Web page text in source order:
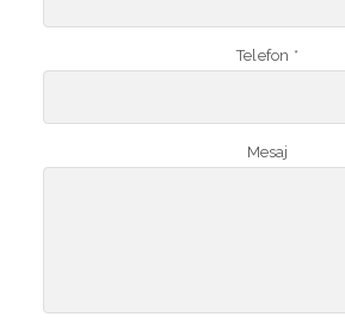
Telefon *
Mesaj